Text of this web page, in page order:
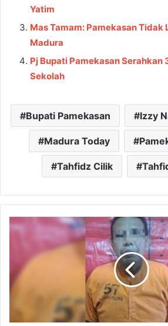
Yatim
Mas Tamam: Pamekasan Tidak
Madura
Pj Bupati Pamekasan Serahkan
Sekolah
Bupati Pamekasan Izzy
Madura Today
Tahfidz Cilik